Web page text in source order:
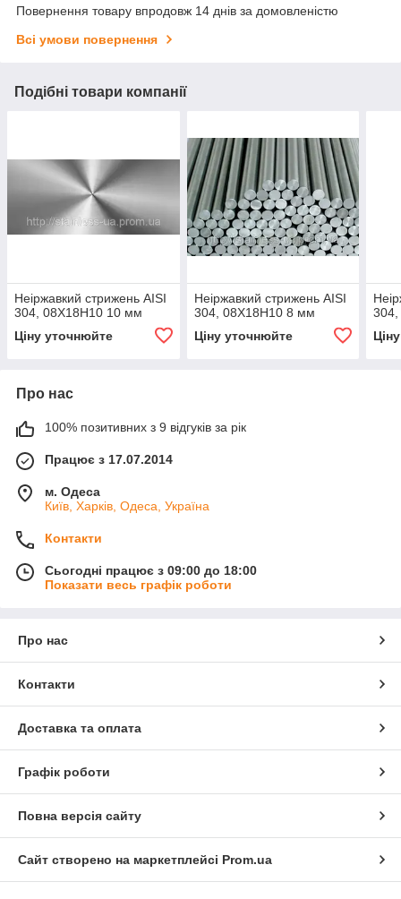
Повернення товару впродовж 14 днів за домовленістю
Всі умови повернення
Подібні товари компанії
Неіржавкий стрижень AISI
304, 08Х18Н10 10 мм
Ціну уточнюйте
Неіржавкий стрижень AISI
304, 08Х18Н10 8 мм
Ціну уточнюйте
Про нас
100% позитивних з 9 відгуків за рік
Працює з 17.07.2014
м. Одеса
Київ, Харків, Одеса, Україна
Контакти
Сьогодні працює з 09:00 до 18:00
Показати весь графік роботи
Про нас
Контакти
Доставка та оплата
Графік роботи
Повна версія сайту
Сайт створено на маркетплейсі Prom.ua